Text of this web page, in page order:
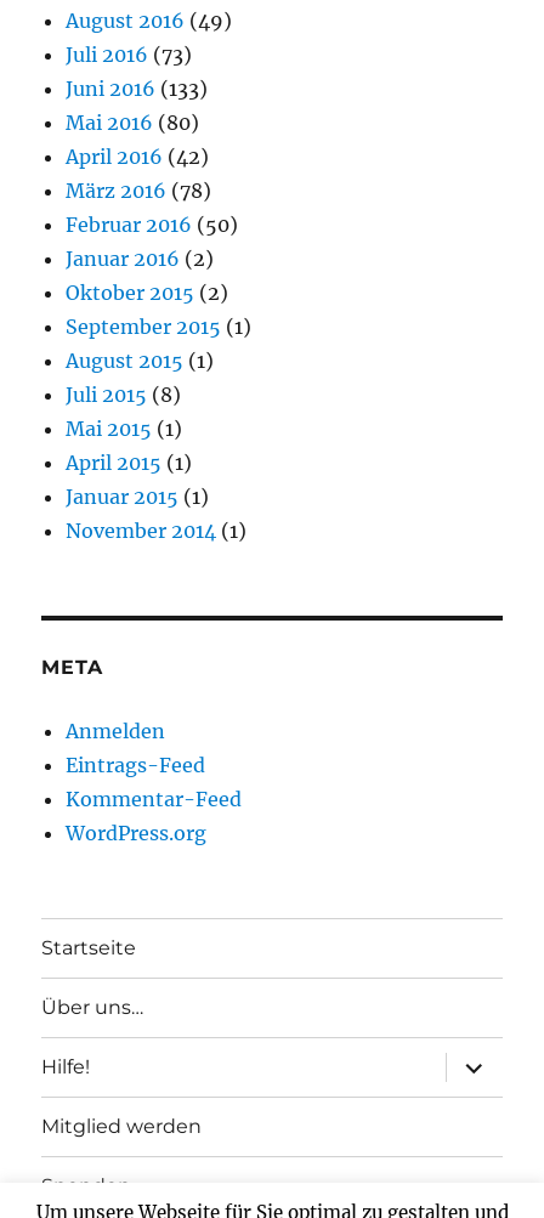
August 2016 (49)
Juli 2016 (73)
Juni 2016 (133)
Mai 2016 (80)
April 2016 (42)
März 2016 (78)
Februar 2016 (50)
Januar 2016 (2)
Oktober 2015 (2)
September 2015 (1)
August 2015 (1)
Juli 2015 (8)
Mai 2015 (1)
April 2015 (1)
Januar 2015 (1)
November 2014 (1)
META
Anmelden
Eintrags-Feed
Kommentar-Feed
WordPress.org
Startseite
Über uns…
Hilfe!
anzeigen
Mitglied werden
Spenden
Um unsere Webseite für Sie optimal zu gestalten und